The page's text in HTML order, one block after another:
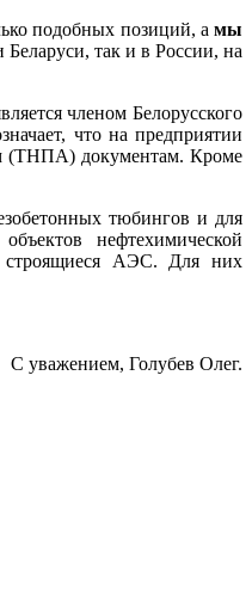
подобных позиций, амы
так и в России, на
членом Белорусского
что на предприятии
(ТНПА) документам. Кроме
тюбингов и для
нефтехимической
строящиеся АЭС. Для них
С уважением, Голубев Олег.